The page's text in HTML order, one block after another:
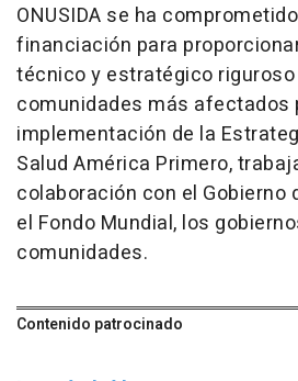
ONUSIDA se ha
financiación para
técnico y estratégico
comunidades más afectados
implementación de la
Salud América Primero,
colaboración con el Gobierno
el Fondo Mundial, los
comunidades.
Contenido patrocinado